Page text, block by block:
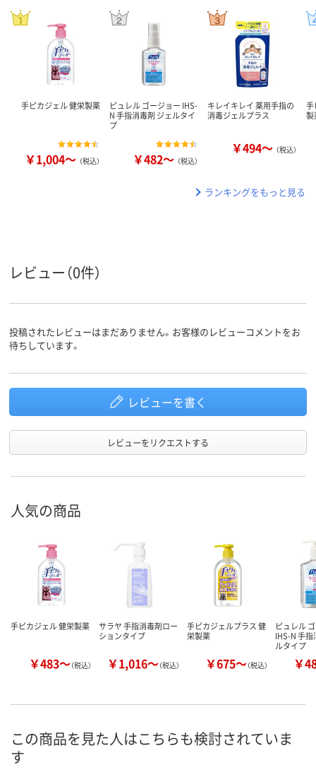
手ピカジェル 健栄製薬
￥1,004～ （税込）
ピュレル ゴージョー IHS-
N 手指消毒剤 ジェルタイ
プ
￥482～ （税込）
キレイキレイ 薬用手指の
消毒ジェルプラス
￥494～ （税込）
手
製
ランキングをもっと見る
レビュー（0件）
投稿されたレビューはまだありません。お客様のレビューコメントをお
待ちしています。
レビューを書く
レビューをリクエストする
人気の商品
手ピカジェル 健栄製薬
￥483～（税込）
サラヤ 手指消毒剤ロー
ションタイプ
￥1,016～（税込）
手ピカジェルプラス 健
栄製薬
￥675～（税込）
ピュレル
IHS-N 手
ルタイプ
￥
この商品を見た人はこちらも検討されていま
す